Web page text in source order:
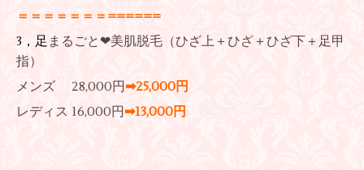
＝＝＝＝＝＝＝======
3，足 まるごと❤美肌脱毛（ひざ上＋ひざ＋ひざ下＋足甲
指）
メンズ 28,000円➡25,000円
レディス 16,000円➡13,000円